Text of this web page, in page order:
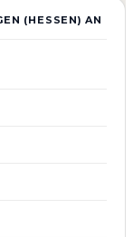
(HESSEN) AN